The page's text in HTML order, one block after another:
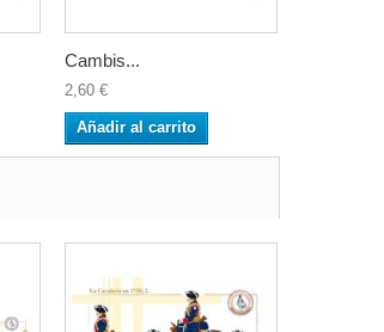
Cambis...
2,60 €
Añadir al carrito